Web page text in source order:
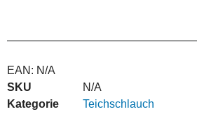
EAN: N/A
SKU
N/A
Kategorie
Teichschlauch